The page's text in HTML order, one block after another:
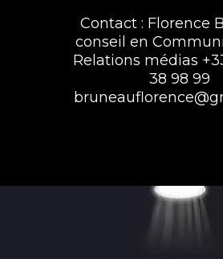
Contact : Florence
conseil en
Relations médias
38 98 99